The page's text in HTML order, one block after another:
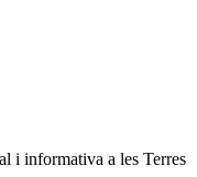
i informativa a les Terres